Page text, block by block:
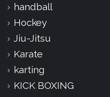
handball
Hockey
Jiu-Jitsu
Karate
karting
KICK BOXING